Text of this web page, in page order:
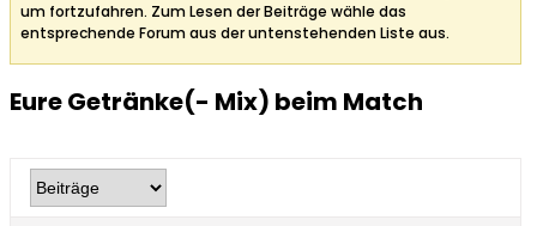
um fortzufahren. Zum Lesen der Beiträge wähle das
entsprechende Forum aus der untenstehenden Liste aus.
Eure Getränke(- Mix) beim Match